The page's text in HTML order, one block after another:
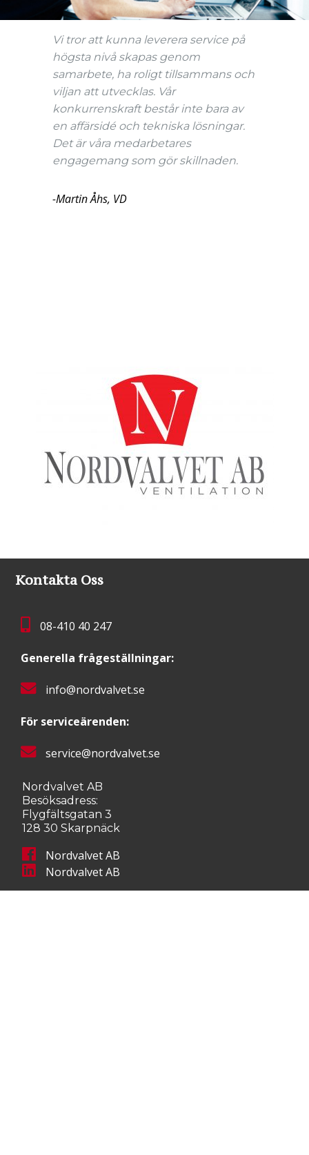
Vi tror att kunna leverera service på
högsta nivå skapas genom
samarbete, ha roligt tillsammans och
viljan att utvecklas. Vår
konkurrenskraft består inte bara av
en affärsidé och tekniska lösningar.
Det är våra medarbetares
engagemang som gör skillnaden.
-Martin Åhs, VD
Kontakta Oss
08-410 40 247
Generella frågeställningar:
info@nordvalvet.se
För serviceärenden:
service@nordvalvet.se
Nordvalvet AB
Besöksadress:
Flygfältsgatan 3
128 30 Skarpnäck
Nordvalvet AB
Nordvalvet AB